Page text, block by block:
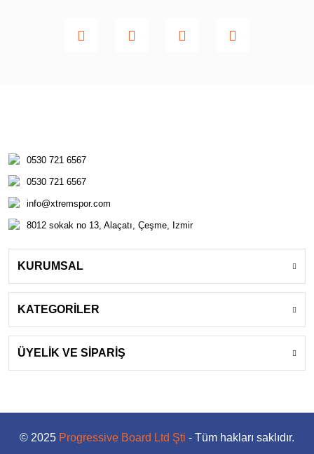
0530 721 6567
0530 721 6567
info@xtremspor.com
8012 sokak no 13, Alaçatı, Çeşme, Izmir
KURUMSAL
KATEGORİLER
ÜYELİK VE SİPARİŞ
© 2025 Progressive Board Ltd Şti - Tüm hakları saklıdır.